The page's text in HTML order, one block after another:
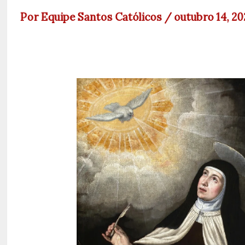
PorEquipe Santos Católicos /outubro 14,